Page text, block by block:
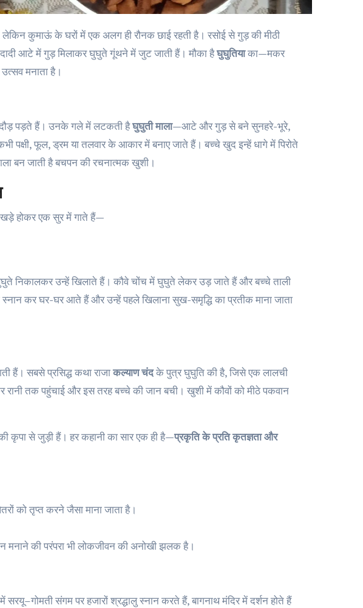
आटे में गुड़ मिलाकर घुघुते गूंथने में जुट जाती हैं। मौका हैघुघुतियाका—मकर
मनाता है।
दौड़ पड़ते हैं। उनके गले में लटकती हैघुघुती माला—आटे और गुड़ से बने सुनहरे-भूरे,
फूल, ड्रम या तलवार के आकार में बनाए जाते हैं। बच्चे खुद इन्हें धागे में पिरोते
बन जाती है बचपन की रचनात्मक खुशी।
खड़े होकर एक सुर में गाते हैं—
निकालकर उन्हें खिलाते हैं। कौवे चोंच में घुघुते लेकर उड़ जाते हैं और बच्चे ताली
कर घर-घर आते हैं और उन्हें पहले खिलाना सुख-समृद्धि का प्रतीक माना जाता
हैं। सबसे प्रसिद्ध कथा राजाकल्याण चंदके पुत्र घुघुति की है, जिसे एक लालची
रानी तक पहुंचाई और इस तरह बच्चे की जान बची। खुशी में कौवों को मीठे पकवान
कृपा से जुड़ी हैं। हर कहानी का सार एक ही है—प्रकृति के प्रति कृतज्ञता और
को तृप्त करने जैसा माना जाता है।
मनाने की परंपरा भी लोकजीवन की अनोखी झलक है।
सरयू–गोमती संगम पर हजारों श्रद्धालु स्नान करते हैं, बागनाथ मंदिर में दर्शन होते हैं